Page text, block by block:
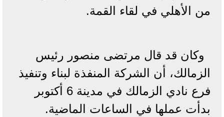
من الأهلي في لقاء القمة.
وكان قد قال مرتضى منصور رئيس
الزمالك، أن الشركة المنفذة لبناء وتنفيذ
فرع نادي الزمالك في مدينة 6 أكتوبر
بدأت عملها في الساعات الماضية.